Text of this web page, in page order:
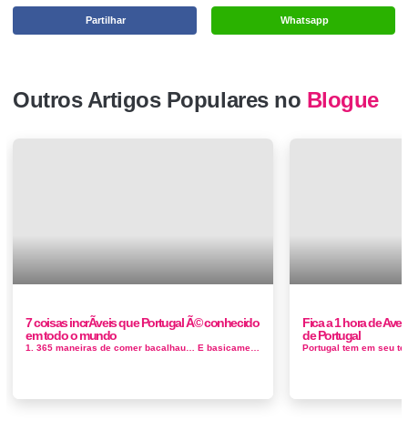
Whatsapp
Partilhar
Outros Artigos Populares no Blogue
7 coisas incrÃ­veis que Portugal Ã© conhecido
em todo o mundo
Fica a 1 hora de
de Portugal